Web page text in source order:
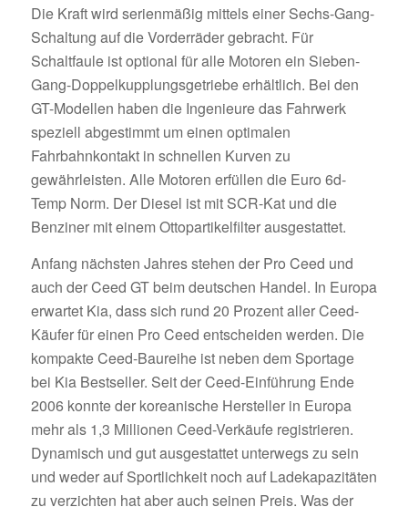
Die Kraft wird serienmäßig mittels einer Sechs-Gang-
Schaltung auf die Vorderräder gebracht. Für
Schaltfaule ist optional für alle Motoren ein Sieben-
Gang-Doppelkupplungsgetriebe erhältlich. Bei den
GT-Modellen haben die Ingenieure das Fahrwerk
speziell abgestimmt um einen optimalen
Fahrbahnkontakt in schnellen Kurven zu
gewährleisten. Alle Motoren erfüllen die Euro 6d-
Temp Norm. Der Diesel ist mit SCR-Kat und die
Benziner mit einem Ottopartikelfilter ausgestattet.
Anfang nächsten Jahres stehen der Pro Ceed und
auch der Ceed GT beim deutschen Handel. In Europa
erwartet Kia, dass sich rund 20 Prozent aller Ceed-
Käufer für einen Pro Ceed entscheiden werden. Die
kompakte Ceed-Baureihe ist neben dem Sportage
bei Kia Bestseller. Seit der Ceed-Einführung Ende
2006 konnte der koreanische Hersteller in Europa
mehr als 1,3 Millionen Ceed-Verkäufe registrieren.
Dynamisch und gut ausgestattet unterwegs zu sein
und weder auf Sportlichkeit noch auf Ladekapazitäten
zu verzichten hat aber auch seinen Preis. Was der